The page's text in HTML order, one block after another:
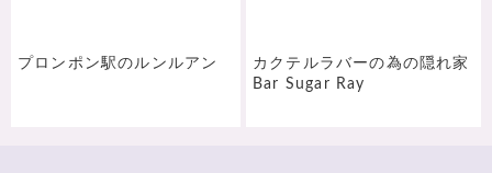
プロンポン駅のルンルアン
カクテルラバーの為の隠れ家
Bar Sugar Ray